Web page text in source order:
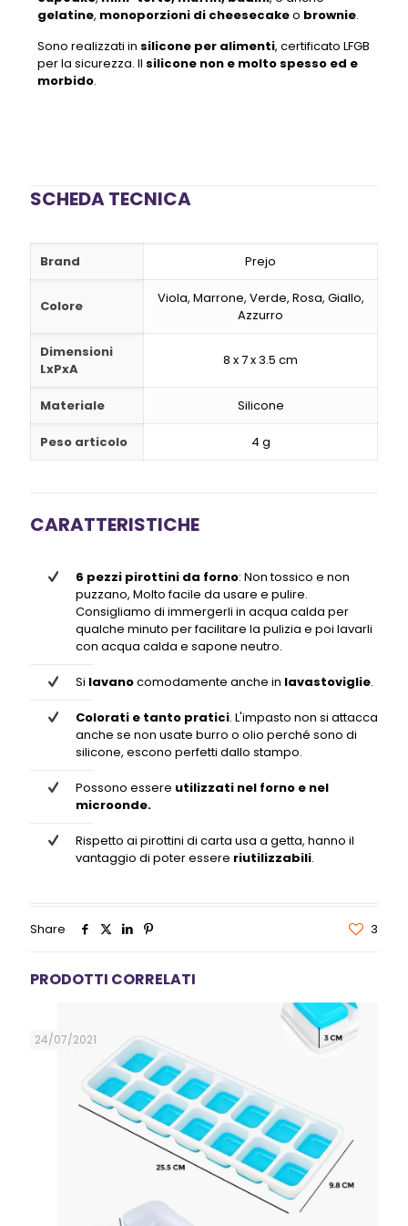
gelatine, monoporzioni di cheesecakeo brownie.
Sono realizzati in silicone per alimenti, certificato LFGB
per la sicurezza. Il silicone non e molto spesso ed e
morbido.
SCHEDA TECNICA
Brand Prejo
Colore
Viola, Marrone, Verde, Rosa, Giallo,
Azzurro
Dimensioni
LxPxA
8 x 7 x 3.5 cm
Materiale Silicone
Peso articolo 4 g
CARATTERISTICHE
6 pezzi pirottini da forno: Non tossico e non
puzzano, Molto facile da usare e pulire.
Consigliamo di immergerli in acqua calda per
qualche minuto per facilitare la pulizia e poi lavarli
con acqua calda e sapone neutro.
Si lavanocomodamente anche in lavastoviglie.
Colorati e tanto pratici. L'impasto non si attacca
anche se non usate burro o olio perché sono di
silicone, escono perfetti dallo stampo.
Possono essere utilizzati nel forno e nel
microonde.
Rispetto ai pirottini di carta usa a getta, hanno il
vantaggio di poter essere riutilizzabili.
Share 3
PRODOTTI CORRELATI
24/07/2021